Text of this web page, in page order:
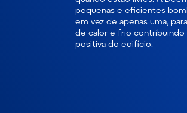
pequenas e eficientes
em vez de apenas uma,
de calor e frio contribuindo
positiva do edifício.